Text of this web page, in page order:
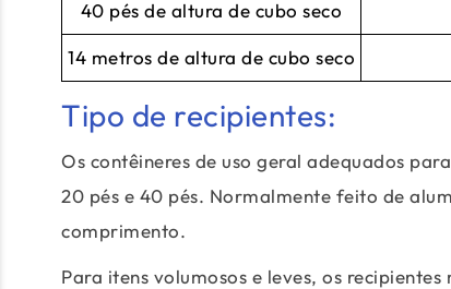
40 pés de altura de cubo seco
14 metros de altura de cubo seco
Tipo de recipientes:
Os contêineres de uso geral adequados
20 pés e 40 pés. Normalmente feito de
comprimento.
Para itens volumosos e leves, os